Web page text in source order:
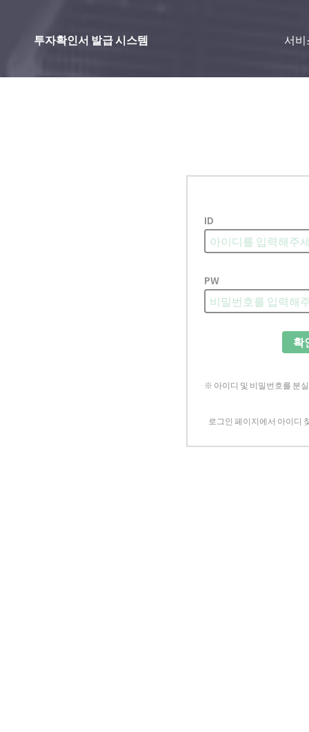
투자확인서 발급 시스템 서비
ID
PW
확
※ 아이디 및 비밀번호를 분
로그인 페이지에서 아이디